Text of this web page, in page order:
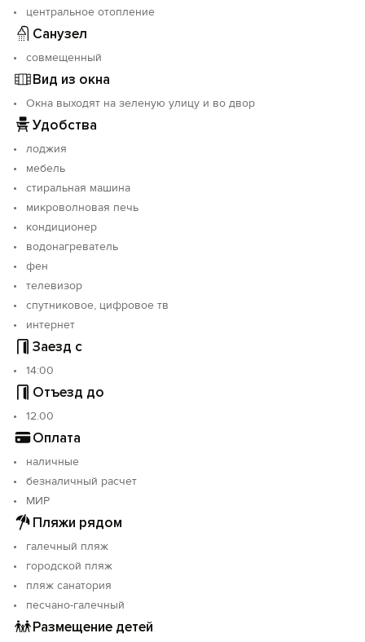
центральное отопление
Санузел
совмещенный
Вид из окна
Окна выходят на зеленую улицу и во двор
Удобства
лоджия
мебель
стиральная машина
микроволновая печь
кондиционер
водонагреватель
фен
телевизор
спутниковое, цифровое тв
интернет
Заезд с
14:00
Отъезд до
12.00
Оплата
наличные
безналичный расчет
МИР
Пляжи рядом
галечный пляж
городской пляж
пляж санатория
песчано-галечный
Размещение детей